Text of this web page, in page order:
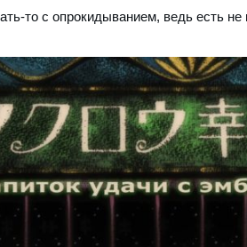
то с опрокидыванием, ведь есть